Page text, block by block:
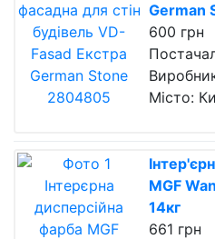
German
600 грн
Місто:
MGF
14кг
661 грн